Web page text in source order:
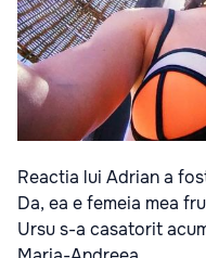
Reactia lui Adrian a
Da, ea e femeia mea
Ursu s-a casatorit